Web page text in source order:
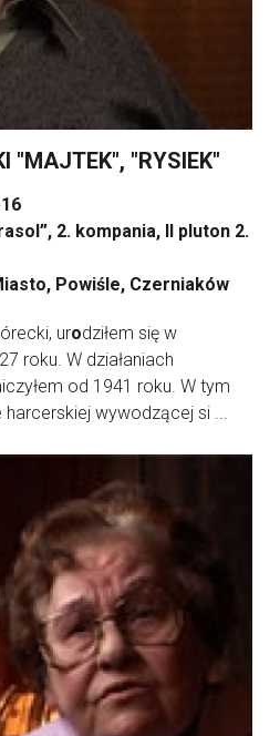
"MAJTEK", "RYSIEK"
2. kompania, II pluton 2.
Powiśle, Czerniaków
urodziłem się w
roku. W działaniach
od 1941 roku. W tym
harcerskiej wywodzącej si ...